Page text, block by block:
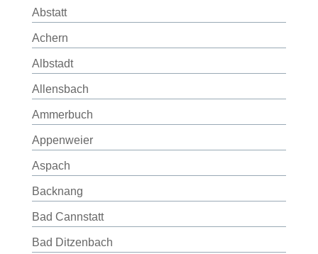
Abstatt
Achern
Albstadt
Allensbach
Ammerbuch
Appenweier
Aspach
Backnang
Bad Cannstatt
Bad Ditzenbach